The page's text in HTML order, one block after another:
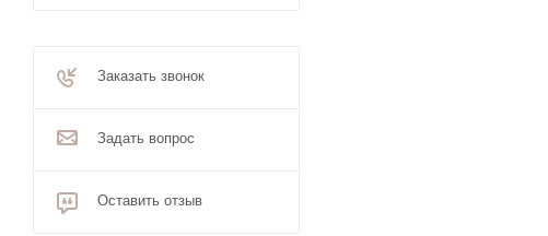
Заказать звонок
Задать вопрос
Оставить отзыв